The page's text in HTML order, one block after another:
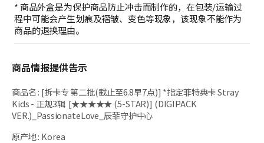
* 商品外盒是为保护商品防止冲击而制作的，在包装/运输过
程中可能会产生划痕及褶皱、变色等现象，该现象不能作为
商品的退换理由。
商品情报提供告示
商品名: [拆卡专 第二批(截止至6.8早7点)] *指定菲特典卡 Stray
Kids - 正规3辑 [★★★★★ (5-STAR)] (DIGIPACK
VER.)_PassionateLove_辰菲守护中心
原产地: Korea